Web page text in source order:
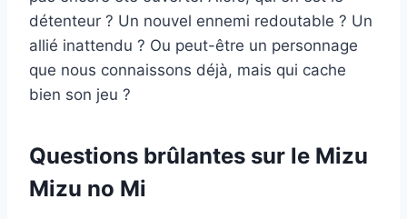
détenteur ? Un nouvel ennemi redoutable ? Un
allié inattendu ? Ou peut-être un personnage
que nous connaissons déjà, mais qui cache
bien son jeu ?
Questions brûlantes sur le Mizu
Mizu no Mi